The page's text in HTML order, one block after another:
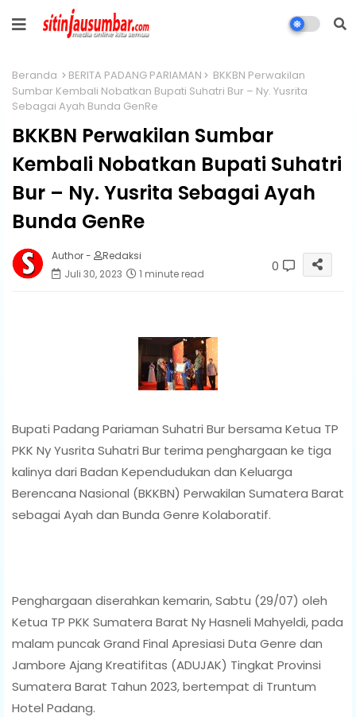
Beranda BERITA PADANG PARIAMAN
BKKBN Perwakilan
Sumbar Kembali Nobatkan Bupati Suhatri Bur – Ny. Yusrita
Sebagai Ayah Bunda GenRe
BKKBN Perwakilan Sumbar
Kembali Nobatkan Bupati Suhatri
Bur – Ny. Yusrita Sebagai Ayah
Bunda GenRe
Author -
Redaksi
Juli 30, 2023
1 minute read 0
Bupati Padang Pariaman Suhatri Bur bersama Ketua TP
PKK Ny Yusrita Suhatri Bur terima penghargaan ke tiga
kalinya dari Badan Kependudukan dan Keluarga
Berencana Nasional (BKKBN) Perwakilan Sumatera Barat
sebagai Ayah dan Bunda Genre Kolaboratif.
Penghargaan diserahkan kemarin, Sabtu (29/07) oleh
Ketua TP PKK Sumatera Barat Ny Hasneli Mahyeldi, pada
malam puncak Grand Final Apresiasi Duta Genre dan
Jambore Ajang Kreatifitas (ADUJAK) Tingkat Provinsi
Sumatera Barat Tahun 2023, bertempat di Truntum
Hotel Padang.